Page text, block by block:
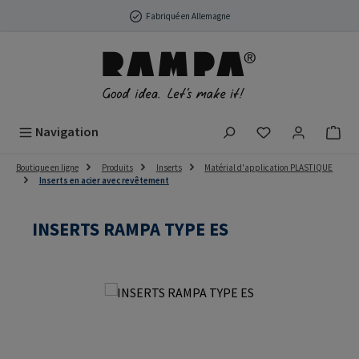
Passer au contenu principalFabriqué en Allemagne
Navigation Vous avez 0
Boutique en ligne Produits Inserts
Matérial d'application PLASTIQUE
Inserts en acier avec revêtement
INSERTS RAMPA TYPE ES
Ignorer la galerie d'images